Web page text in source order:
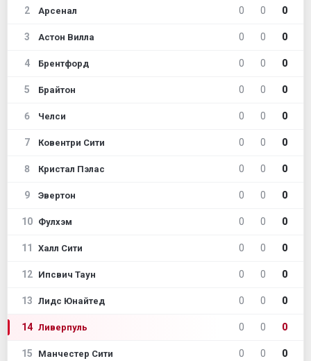
2 Арсенал 0 0 0
3 Астон Вилла 0 0 0
4 Брентфорд 0 0 0
5 Брайтон 0 0 0
6 Челси 0 0 0
7 Ковентри Сити 0 0 0
8 Кристал Пэлас 0 0 0
9 Эвертон 0 0 0
10 Фулхэм 0 0 0
11 Халл Сити 0 0 0
12 Ипсвич Таун 0 0 0
13 Лидс Юнайтед 0 0 0
14 Ливерпуль 0 0 0
15 Манчестер Сити 0 0 0